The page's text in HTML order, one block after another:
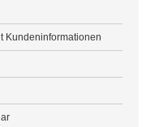
Kundeninformationen